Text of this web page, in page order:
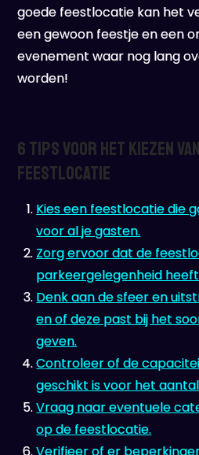
goede feestlocatie kan het
een gewoon feestje en een
evenement waar nog lang
worden!
6 Tips voor het Kiezen
Feestlocatie
Kies een feestlocatie die
voor al je gasten.
Zorg ervoor dat de
parkeergelegenheid
Denk aan de sfeer en
en of deze past bij het
geven.
Controleer of de
geschikt is voor het
Vraag naar eventuele
op de feestlocatie.